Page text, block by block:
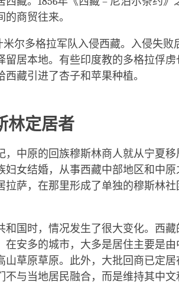
商贸往来。
米尔多格拉军队入侵西藏。入侵失
留居本地。有些印度教的多格拉俘
西藏引进了杏子和苹果种植。
林定居者
，中原的回族穆斯林商人就从宁夏
妇女结婚，从事西藏中部地区和中
拉萨，在那里形成了单独的穆斯林
和国时，情况发生了很大变化。西
在安多的城市，大多是居住主要是
山草原草原。此外，大批回商已定
不与当地居民融合，而是维持其中文